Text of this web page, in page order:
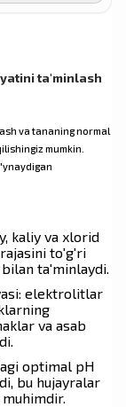
ta'minlash
va tananing normal
mumkin.
kaliy va xlorid
to'g'ri
ta'minlaydi.
elektrolitlar
va asab
optimal pH
bu hujayralar